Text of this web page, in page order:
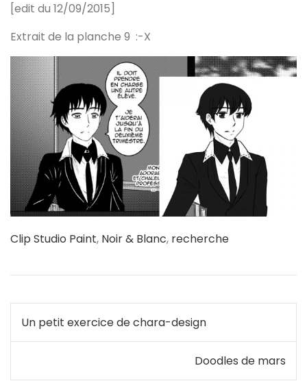
[edit du 12/09/2015]
Extrait de la planche 9 :-X
Clip Studio Paint, Noir & Blanc, recherche
Navigation
de
l’article
Un petit exercice de chara-design
Doodles de mars